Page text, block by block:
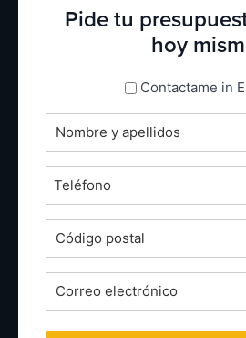
Pide tu
hoy
espanol_espanolContactame in
Nombre
completo
*Teléfono
Código
postal
*Correo
electrónico
*